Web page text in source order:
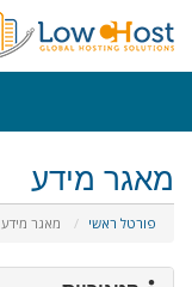
מאגר מידע
פורטל ראשי מאגר מידע